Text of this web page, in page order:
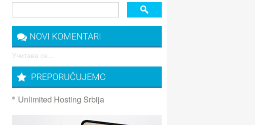
NOVI KOMENTARI
Учитава се...
PREPORUČUJEMO
Unlimited Hosting Srbija